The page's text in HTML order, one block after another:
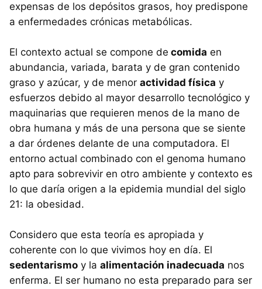
expensas de los depósitos grasos, hoy predispone
a enfermedades crónicas metabólicas.
El contexto actual se compone de comida en
abundancia, variada, barata y de gran contenido
graso y azúcar, y de menor actividad física y
esfuerzos debido al mayor desarrollo tecnológico y
maquinarias que requieren menos de la mano de
obra humana y más de una persona que se siente
a dar órdenes delante de una computadora. El
entorno actual combinado con el genoma humano
apto para sobrevivir en otro ambiente y contexto es
lo que daría origen a la epidemia mundial del siglo
21: la obesidad.
Considero que esta teoría es apropiada y
coherente con lo que vivimos hoy en día. El
sedentarismo y la alimentación inadecuada nos
enferma. El ser humano no esta preparado para ser